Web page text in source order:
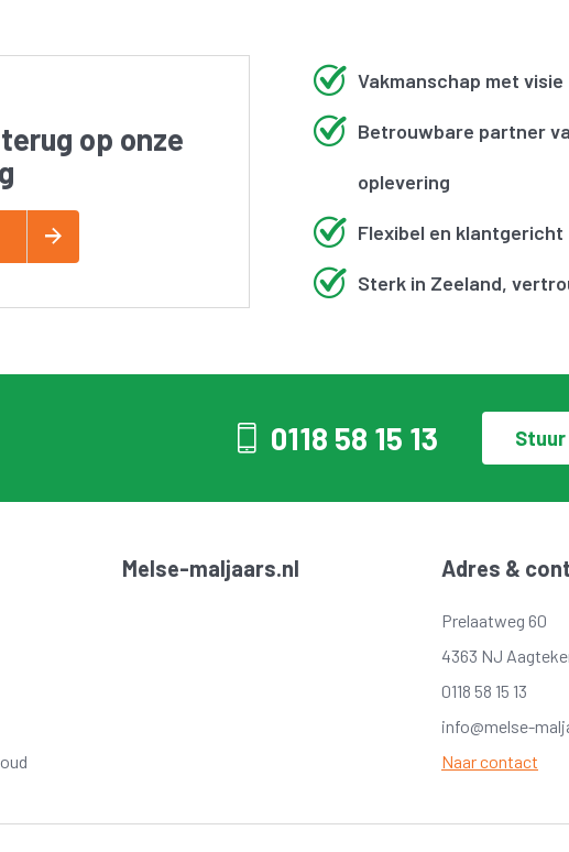
op onze
Vakmanschap met visie
Betrouwbare partner
oplevering
Flexibel en klantgericht
Sterk in Zeeland,
0118 58 15 13
Melse-maljaars.nl Adres &
Prelaatweg 60
4363 NJ
0118 58 15 13
info@melse-
Naar contact